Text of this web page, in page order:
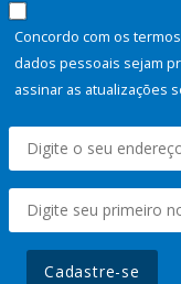
Concordo com os
dados pessoais sejam
assinar as atualizações
Cadastre-se